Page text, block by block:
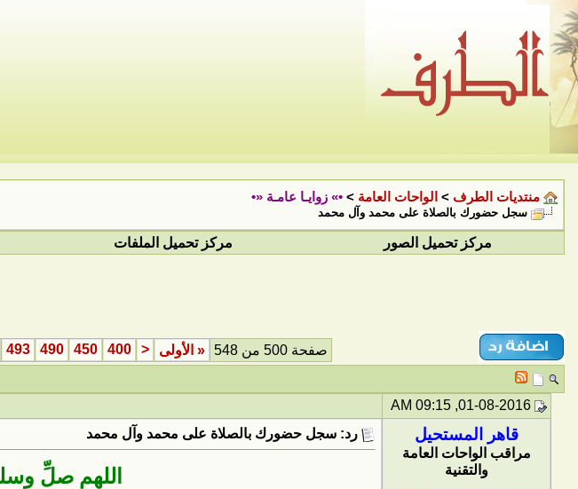
منتديات الطرف > الواحات العامة > •» زوايـا عامـة «•
سجل حضورك بالصلاة على محمد وآل محمد
مركز تحميل الصور
مركز تحميل الملفات
صفحة 500 من 548 « الأولى <
400
450
490
493
قاهر المستحيل
مراقب الواحات العامة
والتقنية
رد: سجل حضورك بالصلاة على محمد وآل محمد
اللهم صلِّ